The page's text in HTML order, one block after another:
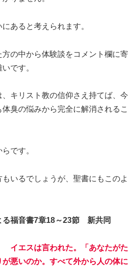
あると考えられます。
の中から体験談をコメント欄に寄
です。
キリスト教の信仰さえ持てば、今
臭の悩みから完全に解消されるこ
です。
いるでしょうが、聖書にもこのよ
福音書7章18～23節 新共同
イエスは言われた。「あなたがた
が悪いのか。すべて外から人の体に